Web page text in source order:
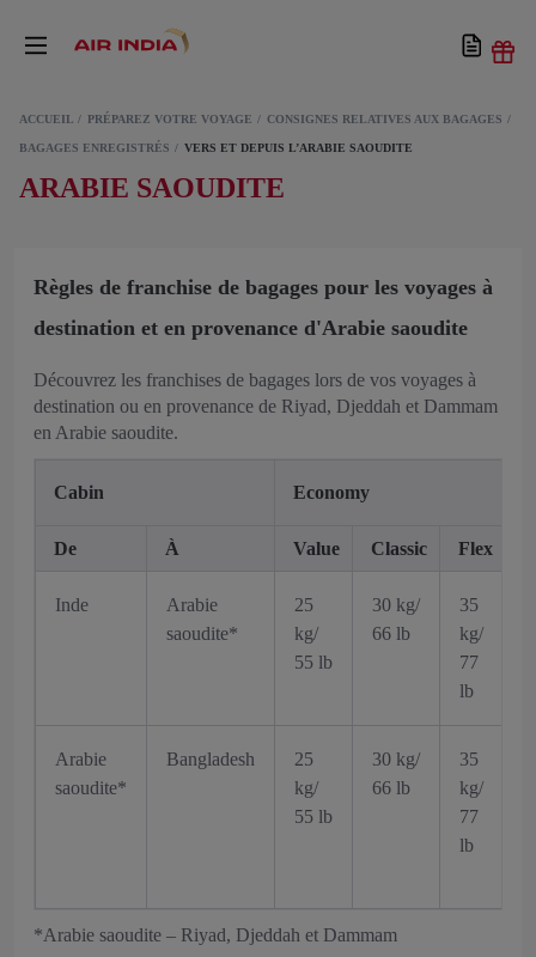
ACCUEIL PRÉPAREZ VOTRE VOYAGE CONSIGNES RELATIVES AUX BAGAGES
BAGAGES ENREGISTRÉS VERS ET DEPUIS L’ARABIE SAOUDITE
ARABIE SAOUDITE
Règles de franchise de bagages pour les voyages à
destination et en provenance d'Arabie saoudite
Découvrez les franchises de bagages lors de vos voyages à
destination ou en provenance de Riyad, Djeddah et Dammam
en Arabie saoudite.
Cabin Economy
De À Value Classic Flex
Inde
Arabie
saoudite*
25
kg/
55 lb
30 kg/
66 lb
35
kg/
77
lb
Arabie
saoudite*
Bangladesh
25
kg/
55 lb
30 kg/
66 lb
35
kg/
77
lb
*Arabie saoudite – Riyad, Djeddah et Dammam